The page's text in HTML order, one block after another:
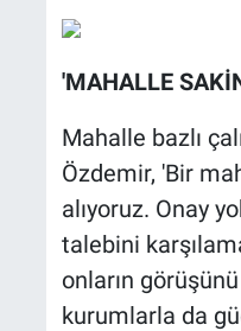
'MAHALLE
Mahalle bazlı
Özdemir, 'Bir
alıyoruz. Onay
talebini
onların
kurumlarla da